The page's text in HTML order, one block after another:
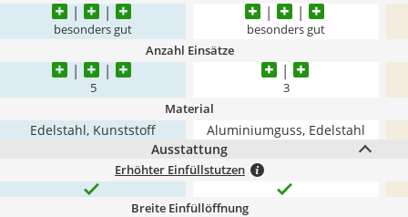
besonders gut besonders gut
Anzahl Einsätze
5 3
Material
Edelstahl, Kunststoff
Aluminiumguss, Edelstahl
Ausstattung
Erhöhter Einfüllstutzen
Breite Einfüllöffnung